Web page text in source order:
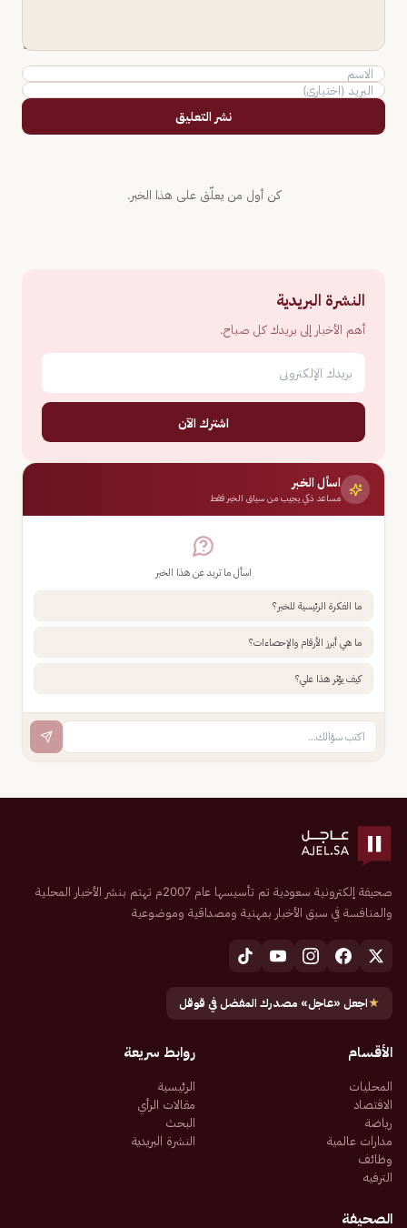
نشر التعليق
كن أول من يعلّق على هذا الخبر.
النشرة البريدية
أهم الأخبار إلى بريدك كل صباح.
اشترك الآن
اسأل الخبر
مساعد ذكي يجيب من سياق الخبر فقط
اسأل ما تريد عن هذا الخبر
ما الفكرة الرئيسية للخبر؟
ما هي أبرز الأرقام والإحصاءات؟
كيف يؤثر هذا علي؟
صحيفة إلكترونية سعودية تم تأسيسها عام 2007م تهتم بنشر الأخبار المحلية
والمنافسة في سبق الأخبار بمهنية ومصداقية وموضوعية
★اجعل «عاجل» مصدرك المفضل في قوقل
الأقسام
المحليات
الاقتصاد
رياضة
مدارات عالمية
وظائف
الترفيه
روابط سريعة
الرئيسية
مقالات الرأي
البحث
النشرة البريدية
الصحيفة